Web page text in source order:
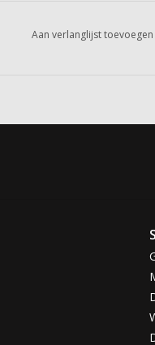
Aan verlanglijst toevoegen